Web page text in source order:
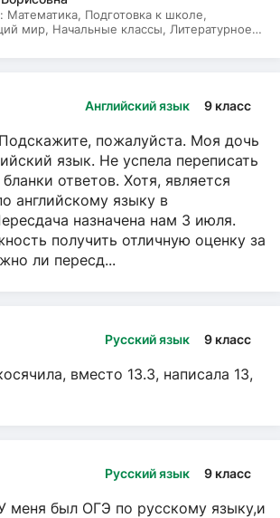
Математика, Подготовка к школе,
мир, Начальные классы, Литературное
Английский язык 9 класс
пожалуйста. Моя дочь
язык. Не успела переписать
ответов. Хотя, является
английскому языку в
назначена нам 3 июля.
получить отличную оценку за
ли пересд...
Русский язык 9 класс
вместо 13.3, написала 13,
Русский язык 9 класс
меня был ОГЭ по русскому языку,и